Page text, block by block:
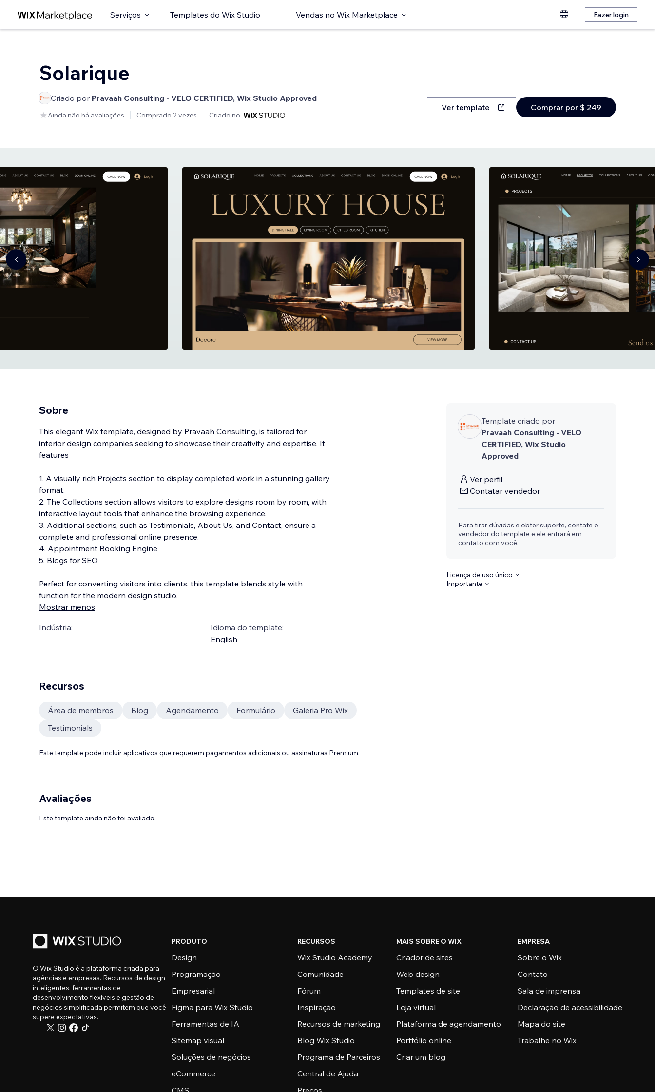
Serviços Templates do Wix Studio Vendas no Wix Marketplace Fazer login
Solarique
Criado por Pravaah Consulting - VELO CERTIFIED, Wix Studio Approved
Ainda não há avaliações Comprado 2 vezes Criado no
Ver template Comprar por $ 249
Sobre
This elegant Wix template, designed by Pravaah Consulting, is tailored for
interior design companies seeking to showcase their creativity and expertise. It
features
1. A visually rich Projects section to display completed work in a stunning gallery
format.
2. The Collections section allows visitors to explore designs room by room, with
interactive layout tools that enhance the browsing experience.
3. Additional sections, such as Testimonials, About Us, and Contact, ensure a
complete and professional online presence.
4. Appointment Booking Engine
5. Blogs for SEO
Perfect for converting visitors into clients, this template blends style with
function for the modern design studio.
Mostrar menos
Indústria:
Idioma do template:
English
Template criado por
Pravaah Consulting - VELO
CERTIFIED, Wix Studio
Approved
Ver perfil
Contatar vendedor
Para tirar dúvidas e obter suporte, contate o
vendedor do template e ele entrará em
contato com você.
Licença de uso único
Importante
Recursos
Área de membros Blog Agendamento Formulário
Galeria Pro Wix
Testimonials
Este template pode incluir aplicativos que requerem pagamentos adicionais ou assinaturas Premium.
Avaliações
Este template ainda não foi avaliado.
O Wix Studio é a plataforma criada para
agências e empresas. Recursos de design
inteligentes, ferramentas de
desenvolvimento flexíveis e gestão de
negócios simplificada permitem que você
supere expectativas.
PRODUTO
Design
Programação
Empresarial
Figma para Wix Studio
Ferramentas de IA
Sitemap visual
Soluções de negócios
eCommerce
CMS
RECURSOS
Wix Studio Academy
Comunidade
Fórum
Inspiração
Recursos de marketing
Blog Wix Studio
Programa de Parceiros
Central de Ajuda
Preços
MAIS SOBRE O WIX
Criador de sites
Web design
Templates de site
Loja virtual
Plataforma de agendamento
Portfólio online
Criar um blog
EMPRESA
Sobre o Wix
Contato
Sala de imprensa
Declaração de acessibilidade
Mapa do site
Trabalhe no Wix